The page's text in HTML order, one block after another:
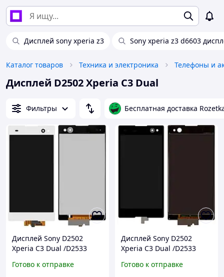
Дисплей sony xperia z3 Sony xperia z3 d6603
Каталог товаров Техника и электроника Телефоны и
Дисплей D2502 Xperia C3 Dual
Фильтры Бесплатная доставка
Дисплей Sony D2502
Xperia C3 Dual /D2533
Готово к отправке
Дисплей Sony D2502
Xperia C3 Dual /D2533
Готово к отправке